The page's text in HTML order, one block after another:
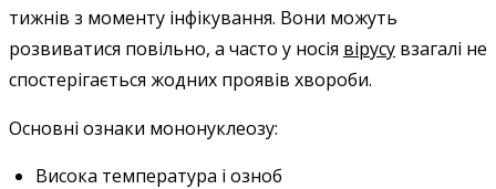
тижнів з моменту інфікування. Вони можуть
розвиватися повільно, а часто у носія вірусу взагалі не
спостерігається жодних проявів хвороби.
Основні ознаки мононуклеозу:
Висока температура і озноб